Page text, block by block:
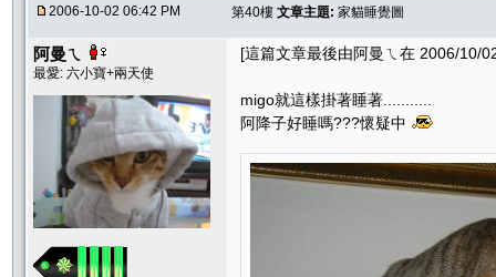
2006-10-02 06:42 PM 第40樓 文章主題: 家貓睡覺圖
阿曼ㄟ
最愛: 六小寶+兩天使
[這篇文章最後由阿曼ㄟ在 2006/10/
migo就這樣掛著睡著...........
阿降子好睡嗎???懷疑中